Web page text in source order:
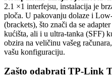
2.1 ×1 interfejsu, instalacija je
ploča. U pakovanju dolaze i
(brackets), što znači da se
kućišta, ali i u ultra-tanka (SFF)
obzira na veličinu vašeg
vašu konfiguraciju.
Zašto odabrati TP-Link